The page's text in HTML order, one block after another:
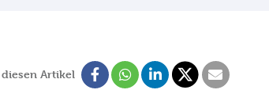
Artikel